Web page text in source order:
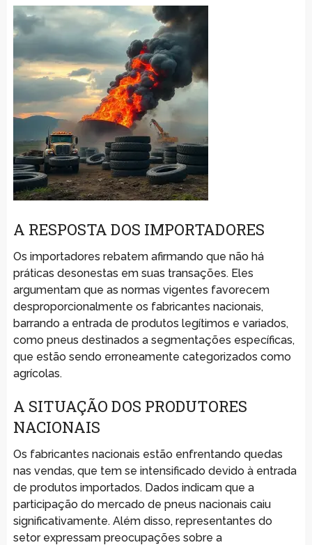
A RESPOSTA DOS IMPORTADORES
Os importadores rebatem afirmando que não há
práticas desonestas em suas transações. Eles
argumentam que as normas vigentes favorecem
desproporcionalmente os fabricantes nacionais,
barrando a entrada de produtos legítimos e variados,
como pneus destinados a segmentações específicas,
que estão sendo erroneamente categorizados como
agrícolas.
A SITUAÇÃO DOS PRODUTORES
NACIONAIS
Os fabricantes nacionais estão enfrentando quedas
nas vendas, que tem se intensificado devido à entrada
de produtos importados. Dados indicam que a
participação do mercado de pneus nacionais caiu
significativamente. Além disso, representantes do
setor expressam preocupações sobre a